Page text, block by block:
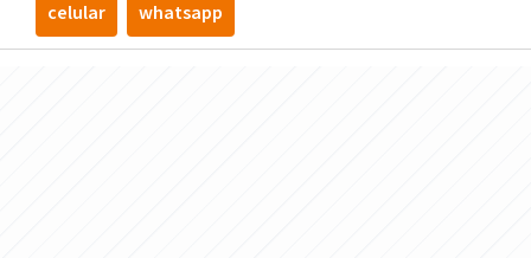
celular whatsapp